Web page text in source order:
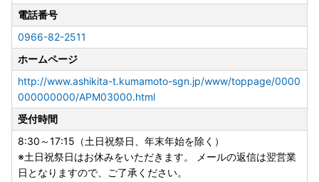
電話番号
0966-82-2511
ホームページ
http://www.ashikita-t.kumamoto-sgn.jp/www/toppage/0000
000000000/APM03000.html
受付時間
8:30～17:15（土日祝祭日、年末年始を除く）
※土日祝祭日はお休みをいただきます。 メールの返信は翌営業
日となりますので、ご了承ください。